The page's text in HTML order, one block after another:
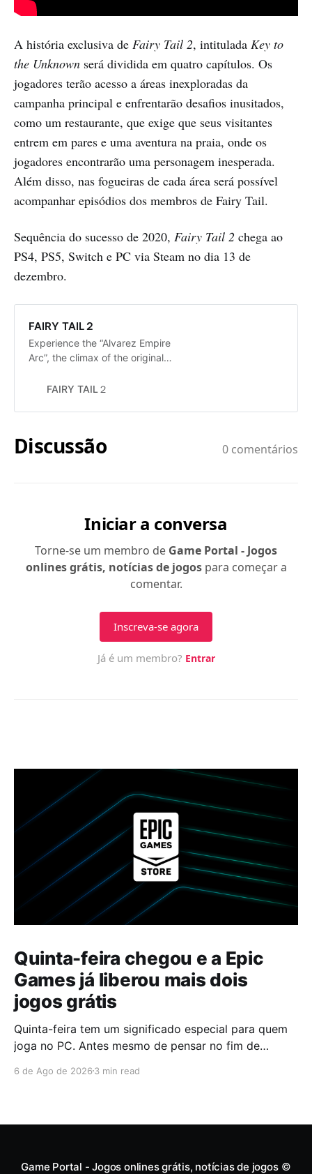
A história exclusiva de Fairy Tail 2, intitulada Key to
the Unknown será dividida em quatro capítulos. Os
jogadores terão acesso a áreas inexploradas da
campanha principal e enfrentarão desafios inusitados,
como um restaurante, que exige que seus visitantes
entrem em pares e uma aventura na praia, onde os
jogadores encontrarão uma personagem inesperada.
Além disso, nas fogueiras de cada área será possível
acompanhar episódios dos membros de Fairy Tail.
Sequência do sucesso de 2020, Fairy Tail 2 chega ao
PS4, PS5, Switch e PC via Steam no dia 13 de
dezembro.
FAIRY TAIL２
Experience the “Alvarez Empire
Arc”, the climax of the original
coming this winter!
FAIRY TAIL２
Quinta-feira chegou e a Epic
Games já liberou mais dois
jogos grátis
Quinta-feira tem um significado especial para quem
joga no PC. Antes mesmo de pensar no fim de
descobrir quais serão os próximos jogos a entrar na
diferentes,
6 de Ago de 2026 3 min read
Game Portal - Jogos onlines grátis, notícias de jogos©